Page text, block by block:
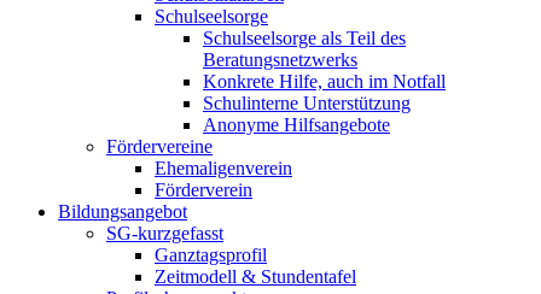
Schulseelsorge
Schulseelsorge als Teil des
Beratungsnetzwerks
Konkrete Hilfe, auch im Notfall
Schulinterne Unterstützung
Anonyme Hilfsangebote
Fördervereine
Ehemaligenverein
Förderverein
Bildungsangebot
SG-kurzgefasst
Ganztagsprofil
Zeitmodell & Stundentafel